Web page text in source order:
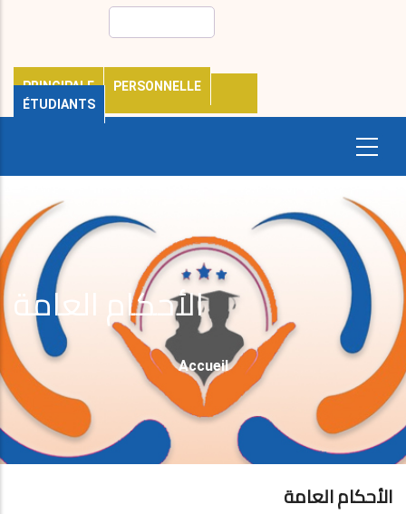
PRINCIPALE
PERSONNELLE
ÉTUDIANTS
الأحكام العامة
Fil
D'Ariane
Accueil
الأحكام العامة